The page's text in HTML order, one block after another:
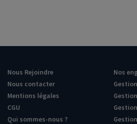
Nous Rejoindre
Nous contacter
Mentions légales
CGU
Qui sommes-nous ?
Nos